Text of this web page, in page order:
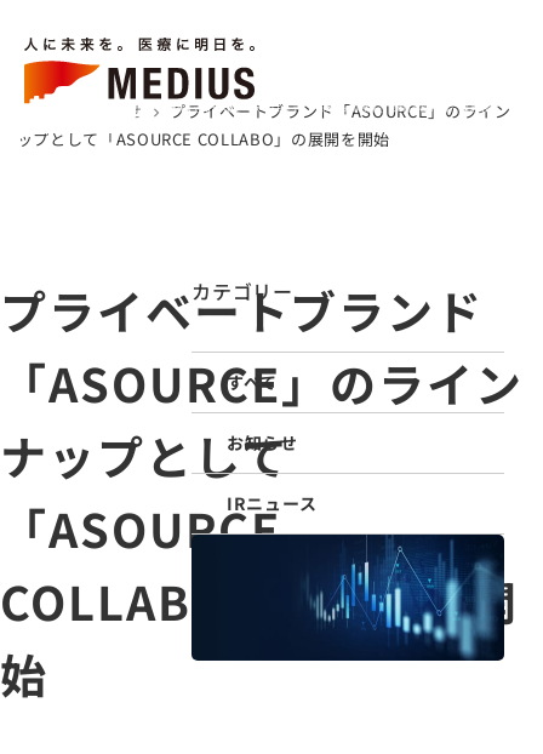
キーワードから検索
ホーム
お知らせ
医療トピックス
「アソース タイムズ」
医療関係者の皆様へ
お問い合わせ
IR情報
採用情報
サステナビリティ
企業情報 事業内容 サステナビリティ お知らせ IR情報 医療関係者の皆様へ 採用情報
ホーム お知らせ chevron_right
プライベートブランド「ASOURCE」のライン
ナップとして「ASOURCE COLLABO」の展開を開始
プライベートブランド
「ASOURCE」のライン
ナップとして
「ASOURCE
COLLABO」の展開を開
始
カテゴリー
すべて
お知らせ
IRニュース